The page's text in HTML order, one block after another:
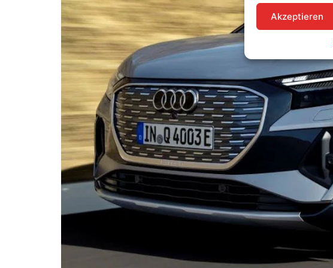
Akzeptieren